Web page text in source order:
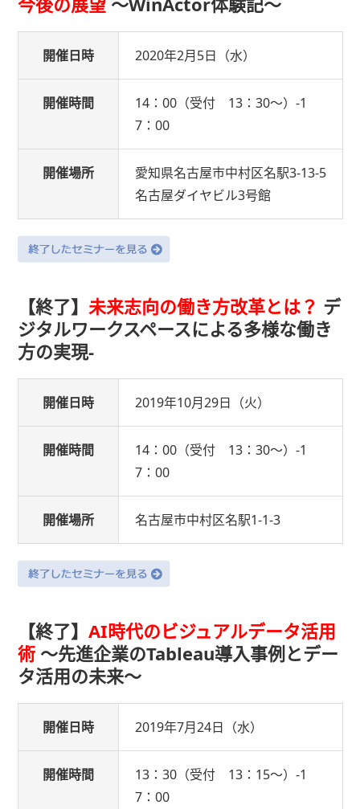
開催日時 2020年2月5日（水）
開催時間
14：00（受付 13：30〜）-1
7：00
開催場所
愛知県名古屋市中村区名駅3-13-5
名古屋ダイヤビル3号館
【終了】 未来志向の働き方改革とは？ デ
ジタルワークスペースによる多様な働き
方の実現-
開催日時 2019年10月29日（火）
開催時間
14：00（受付 13：30〜）-1
7：00
開催場所 名古屋市中村区名駅1-1-3
【終了】 AI時代のビジュアルデータ活用
術 〜先進企業のTableau導入事例とデー
タ活用の未来〜
開催日時 2019年7月24日（水）
開催時間
13：30（受付 13：15〜）-1
7：00